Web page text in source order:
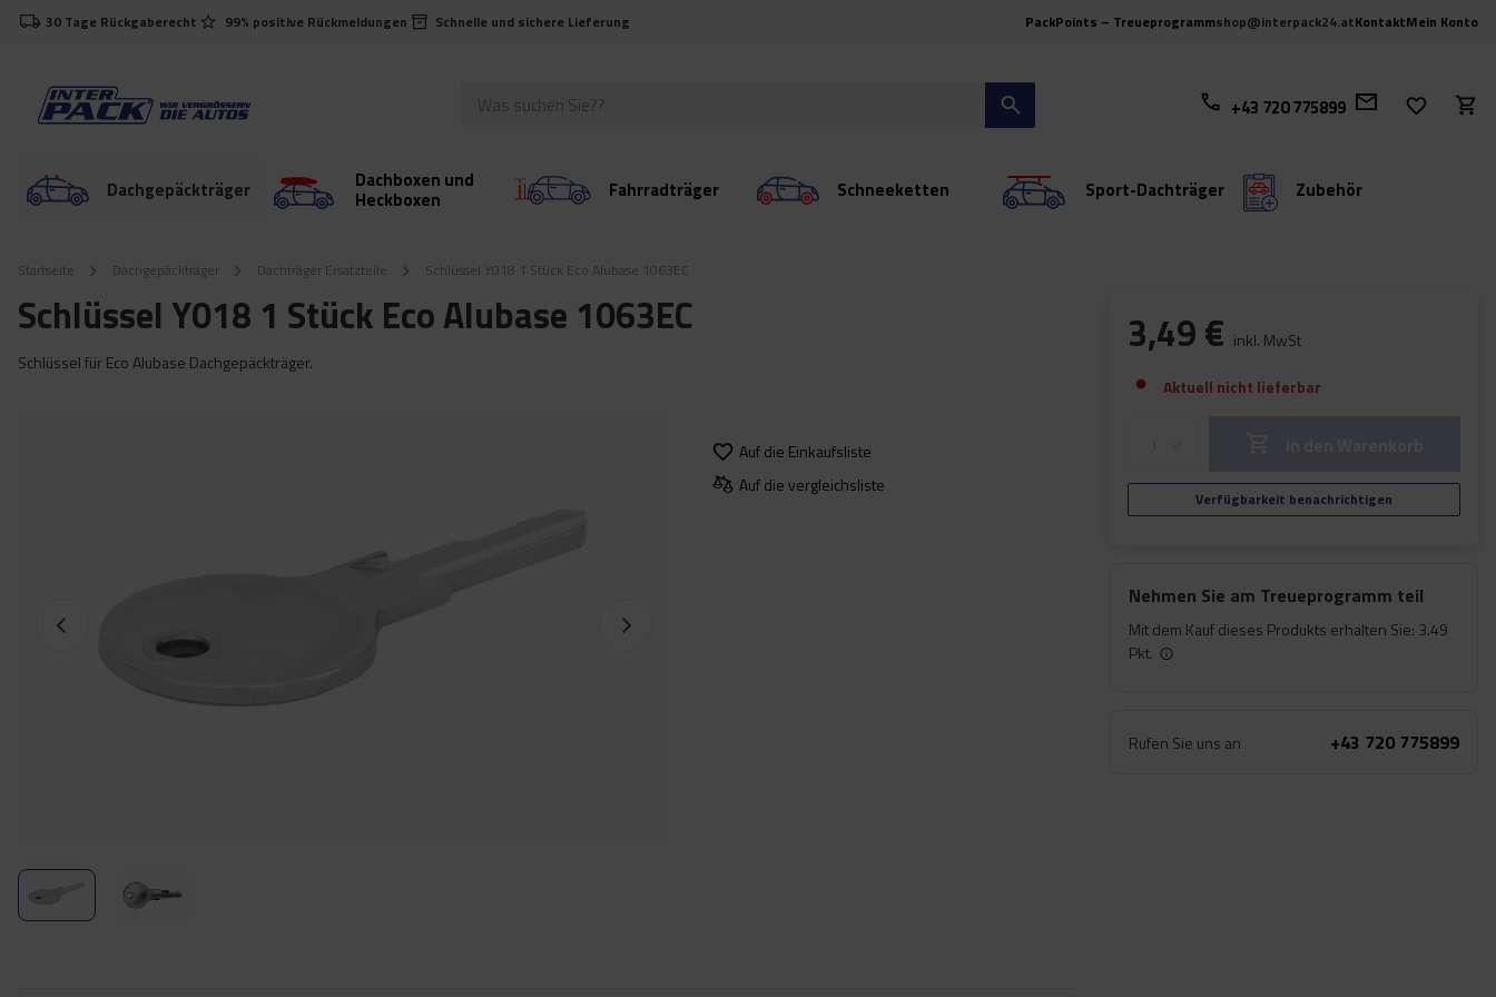
30 Tage Rückgaberecht 99% positive Rückmeldungen Schnelle und sichere Lieferung PackPoints – Treueprogrammshop@interpack24.atKontaktMein Konto
+43 720 775899
Dachgepäckträger Dachboxen und
Heckboxen Fahrradträger Schneeketten Sport-Dachträger Zubehör
Startseite Dachgepäckträger Dachträger Ersatzteile Schlüssel Y018 1 Stück Eco Alubase 1063EC
Schlüssel Y018 1 Stück Eco Alubase 1063EC
Schlüssel für Eco Alubase Dachgepäckträger.
Auf die Einkaufsliste
Auf die vergleichsliste
3,49 € inkl. MwSt
Aktuell nicht lieferbar
Verfügbarkeit benachrichtigen
Nehmen Sie am Treueprogramm teil
Mit dem Kauf dieses Produkts erhalten Sie: 3.49
Pkt.
Rufen Sie uns an +43 720 775899